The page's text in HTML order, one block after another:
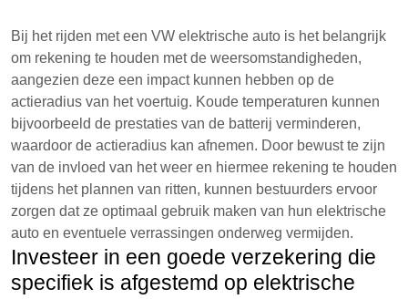
Bij het rijden met een VW elektrische auto is het belangrijk
om rekening te houden met de weersomstandigheden,
aangezien deze een impact kunnen hebben op de
actieradius van het voertuig. Koude temperaturen kunnen
bijvoorbeeld de prestaties van de batterij verminderen,
waardoor de actieradius kan afnemen. Door bewust te zijn
van de invloed van het weer en hiermee rekening te houden
tijdens het plannen van ritten, kunnen bestuurders ervoor
zorgen dat ze optimaal gebruik maken van hun elektrische
auto en eventuele verrassingen onderweg vermijden.
Investeer in een goede verzekering die
specifiek is afgestemd op elektrische